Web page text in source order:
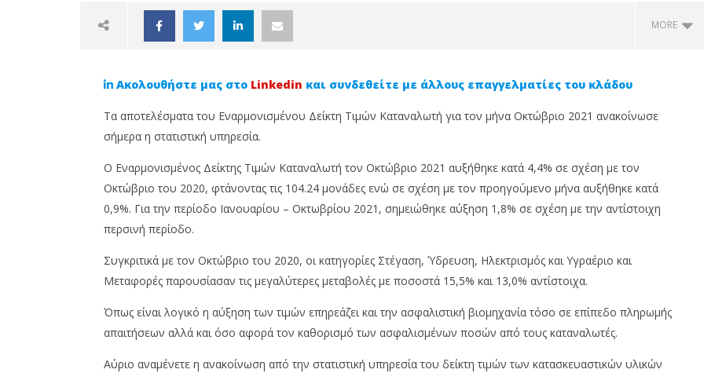
MORE
NOW VIEWING
Συνεχίζετε η άνοδος του
πληθωρισμού
Νοεμβρίου,
2021
Cyprus
News
Χρέος νοικοκυριών: Στα €20,1
ασφαλιστικές
17
Cyprus
Insurance
News
Κατακερματισμένα αλλά με
ταμείων στην Κύπρο
17
2021
Cyprus
Insurance
Ακολουθήστε μας στο Linkedin και συνδεθείτε με άλλους επαγγελματίες του κλάδου
Τα αποτελέσματα του Εναρμονισμένου Δείκτη Τιμών Καταναλωτή για τον μήνα Οκτώβριο 2021 ανακοίνωσε
σήμερα η στατιστική υπηρεσία.
Ο Εναρμονισμένος Δείκτης Τιμών Καταναλωτή τον Οκτώβριο 2021 αυξήθηκε κατά 4,4% σε σχέση με τον
Οκτώβριο του 2020, φτάνοντας τις 104.24 μονάδες ενώ σε σχέση με τον προηγούμενο μήνα αυξήθηκε κατά
0,9%. Για την περίοδο Ιανουαρίου – Οκτωβρίου 2021, σημειώθηκε αύξηση 1,8% σε σχέση με την αντίστοιχη
περσινή περίοδο.
Συγκριτικά με τον Οκτώβριο του 2020, οι κατηγορίες Στέγαση, Ύδρευση, Ηλεκτρισμός και Υγραέριο και
Μεταφορές παρουσίασαν τις μεγαλύτερες μεταβολές με ποσοστά 15,5% και 13,0% αντίστοιχα.
Όπως είναι λογικό η αύξηση των τιμών επηρεάζει και την ασφαλιστική βιομηχανία τόσο σε επίπεδο πληρωμής
απαιτήσεων αλλά και όσο αφορά τον καθορισμό των ασφαλισμένων ποσών από τους καταναλωτές.
Αύριο αναμένετε η ανακοίνωση από την στατιστική υπηρεσία του δείκτη τιμών των κατασκευαστικών υλικών